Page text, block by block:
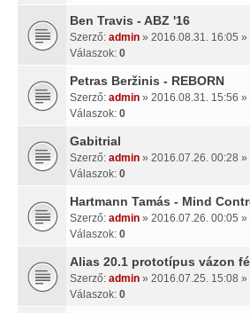
Ben Travis - ABZ '16
Szerző: admin » 2016.08.31. 16:05 »
Válaszok: 0
Petras Beržinis - REBORN
Szerző: admin » 2016.08.31. 15:56 »
Válaszok: 0
Gabitrial
Szerző: admin » 2016.07.26. 00:28 »
Válaszok: 0
Hartmann Tamás - Mind
Szerző: admin » 2016.07.26. 00:05 »
Válaszok: 0
Alias 20.1 prototípus vázon
Szerző: admin » 2016.07.25. 15:08 »
Válaszok: 0